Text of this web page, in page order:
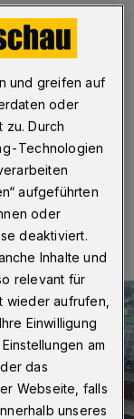
hat am
der
ein
Schulformen
und greifen auf
oder
zu. Durch
Technologien
aufgeführten
oder
deaktiviert.
Inhalte und
relevant für
wieder aufrufen,
Einwilligung
am
das
Webseite, falls
unseres